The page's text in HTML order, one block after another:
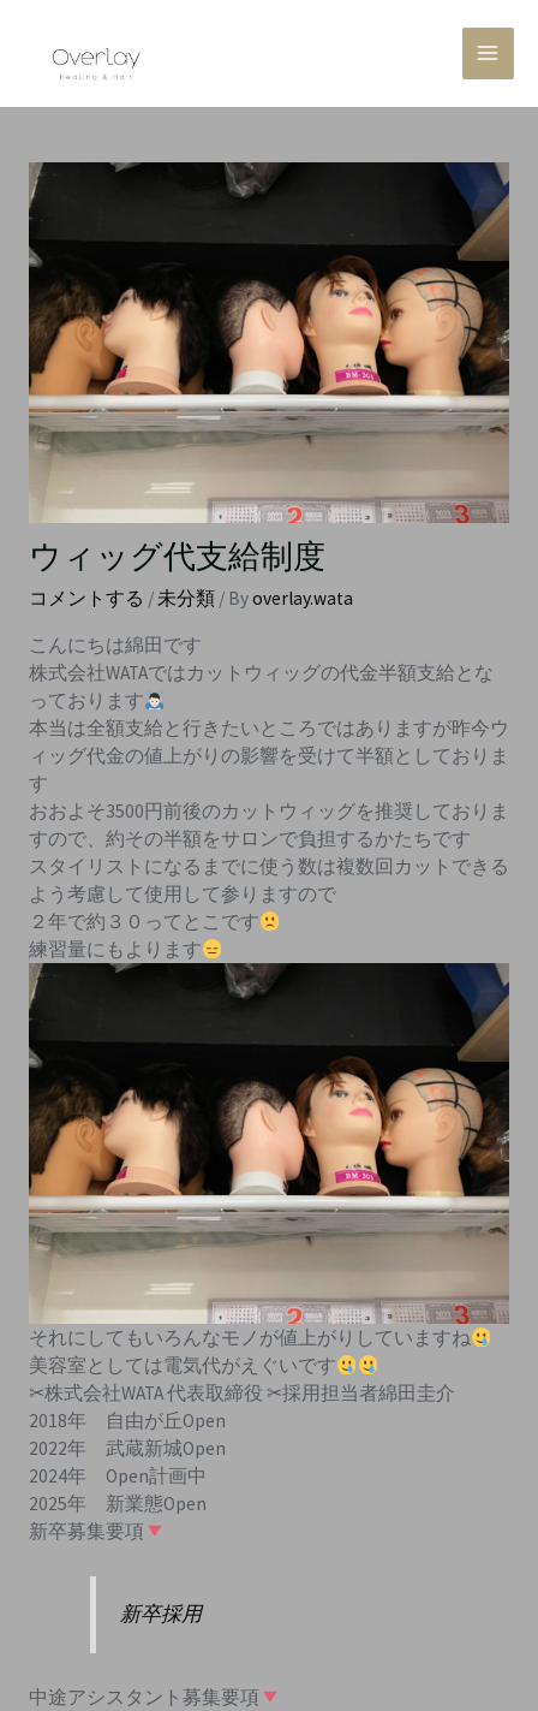
ウィッグ代支給制度
コメントする /未分類/ Byoverlay.wata
こんにちは綿田です
株式会社WATAではカットウィッグの代金半額支給とな
っております
本当は全額支給と行きたいところではありますが昨今ウ
ィッグ代金の値上がりの影響を受けて半額としておりま
す
おおよそ3500円前後のカットウィッグを推奨しておりま
すので、約その半額をサロンで負担するかたちです
スタイリストになるまでに使う数は複数回カットできる
よう考慮して使用して参りますので
２年で約３０ってとこです
練習量にもよります
それにしてもいろんなモノが値上がりしていますね
美容室としては電気代がえぐいです
✂︎株式会社WATA 代表取締役 ✂︎採用担当者綿田圭介
2018年 自由が丘Open
2022年 武蔵新城Open
2024年 Open計画中
2025年 新業態Open
新卒募集要項
新卒採用
中途アシスタント募集要項